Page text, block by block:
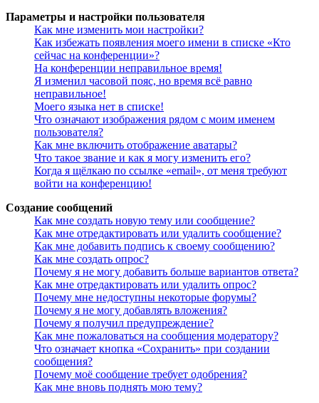
Параметры и настройки пользователя
Как мне изменить мои настройки?
Как избежать появления моего имени в списке «Кто
сейчас на конференции»?
На конференции неправильное время!
Я изменил часовой пояс, но время всё равно
неправильное!
Моего языка нет в списке!
Что означают изображения рядом с моим именем
пользователя?
Как мне включить отображение аватары?
Что такое звание и как я могу изменить его?
Когда я щёлкаю по ссылке «email», от меня требуют
войти на конференцию!
Создание сообщений
Как мне создать новую тему или сообщение?
Как мне отредактировать или удалить сообщение?
Как мне добавить подпись к своему сообщению?
Как мне создать опрос?
Почему я не могу добавить больше вариантов ответа?
Как мне отредактировать или удалить опрос?
Почему мне недоступны некоторые форумы?
Почему я не могу добавлять вложения?
Почему я получил предупреждение?
Как мне пожаловаться на сообщения модератору?
Что означает кнопка «Сохранить» при создании
сообщения?
Почему моё сообщение требует одобрения?
Как мне вновь поднять мою тему?